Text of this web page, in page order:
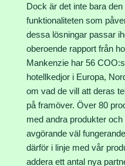
Dock är det inte bara
funktionaliteten som
dessa lösningar passar
oberoende rapport från
Mankenzie har 56
hotellkedjor i Europa,
om vad de vill att deras
på framöver. Över 80
med andra produkter
avgörande väl
därför i linje med vår
addera ett antal nya